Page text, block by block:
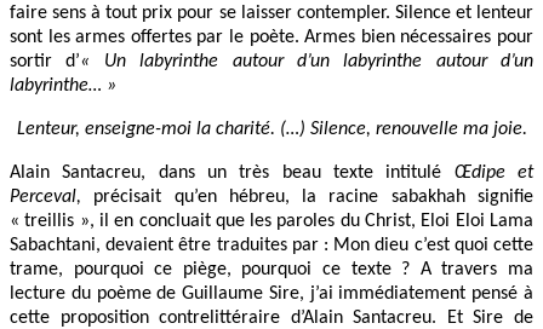
faire sens à tout prix pour se laisser contempler. Silence et lenteur
sont les armes offertes par le poète. Armes bien nécessaires pour
sortir d’« Un labyrinthe autour d’un labyrinthe autour d’un
labyrinthe… »
Lenteur, enseigne-moi la charité. (…) Silence, renouvelle ma joie.
Alain Santacreu, dans un très beau texte intitulé Œdipe et
Perceval, précisait qu’en hébreu, la racine sabakhah signifie
« treillis », il en concluait que les paroles du Christ, Eloi Eloi Lama
Sabachtani, devaient être traduites par : Mon dieu c’est quoi cette
trame, pourquoi ce piège, pourquoi ce texte ? A travers ma
lecture du poème de Guillaume Sire, j’ai immédiatement pensé à
cette proposition contrelittéraire d’Alain Santacreu. Et Sire de